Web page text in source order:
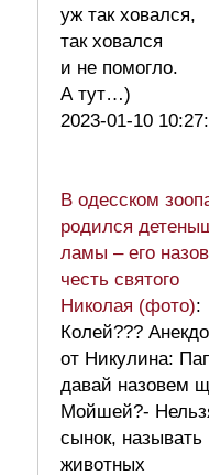
уж так ховался,
так ховался
и не помогло.
А тут…)
2023-01-10
В одесском
родился
ламы – его
честь святого
Николая (фото):
Колей???
от Никулина:
давай назовем
Мойшей?-
сынок, называть
животных